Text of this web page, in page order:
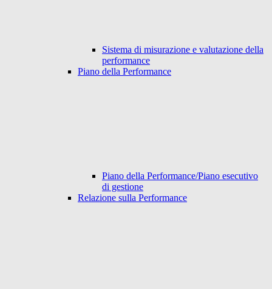
Sistema di misurazione e valutazione della
performance
Piano della Performance
Piano della Performance/Piano esecutivo
di gestione
Relazione sulla Performance